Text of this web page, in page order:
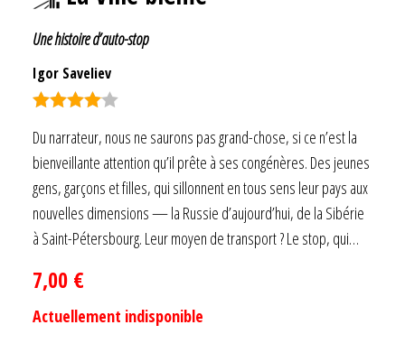
Une histoire d’auto-stop
Igor Saveliev
Du narrateur, nous ne saurons pas grand-chose, si ce n’est la
bienveillante attention qu’il prête à ses congénères. Des jeunes
gens, garçons et filles, qui sillonnent en tous sens leur pays aux
nouvelles dimensions — la Russie d’aujourd’hui, de la Sibérie
à Saint-Pétersbourg. Leur moyen de transport ? Le stop, qui…
7,00 €
Actuellement indisponible